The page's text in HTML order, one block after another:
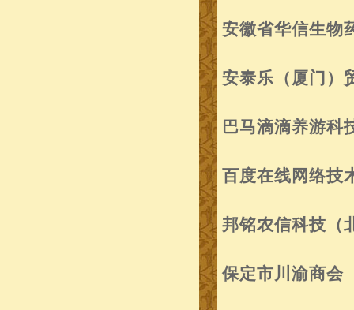
安徽省华信生物
安泰乐（厦门）
巴马滴滴养游科
百度在线网络技
邦铭农信科技（
保定市川渝商会